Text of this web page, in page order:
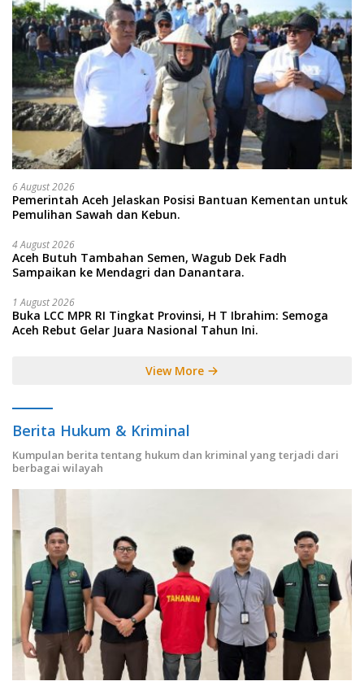
6 August 2026
Pemerintah Aceh Jelaskan Posisi Bantuan Kementan untuk
Pemulihan Sawah dan Kebun.
4 August 2026
Aceh Butuh Tambahan Semen, Wagub Dek Fadh
Sampaikan ke Mendagri dan Danantara.
1 August 2026
Buka LCC MPR RI Tingkat Provinsi, H T Ibrahim: Semoga
Aceh Rebut Gelar Juara Nasional Tahun Ini.
View More
Berita Hukum & Kriminal
Kumpulan berita tentang hukum dan kriminal yang terjadi dari
berbagai wilayah